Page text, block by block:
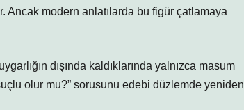
Ancak modern anlatılarda bu figür çatlamaya
dışında kaldıklarında yalnızca masum
olur mu?” sorusunu edebi düzlemde yeniden